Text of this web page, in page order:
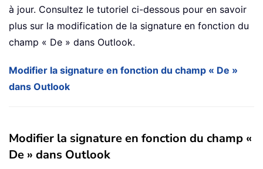
à jour. Consultez le tutoriel ci-dessous pour en savoir
plus sur la modification de la signature en fonction du
champ « De » dans Outlook.
Modifier la signature en fonction du champ « De »
dans Outlook
Modifier la signature en fonction du champ «
De » dans Outlook